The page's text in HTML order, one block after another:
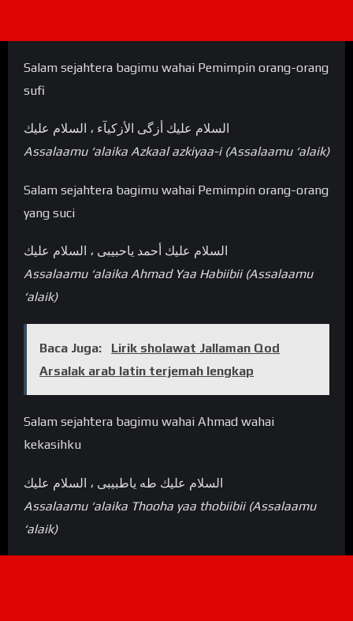
Salam sejahtera bagimu wahai Pemimpin orang-orang
sufi
السلام عليك أزگی الأزکيآء ، السلام عليك
Assalaamu ‘alaika Azkaal azkiyaa-i (Assalaamu ‘alaik)
Salam sejahtera bagimu wahai Pemimpin orang-orang
yang suci
السلام عليك أحمد ياحبيبی ، السلام عليك
Assalaamu ‘alaika Ahmad Yaa Habiibii (Assalaamu
‘alaik)
Baca Juga:
Lirik sholawat Jallaman Qod
Arsalak arab latin terjemah lengkap
Salam sejahtera bagimu wahai Ahmad wahai
kekasihku
السلام عليك طه ياطبيبى ، السلام عليك
Assalaamu ‘alaika Thooha yaa thobiibii (Assalaamu
‘alaik)